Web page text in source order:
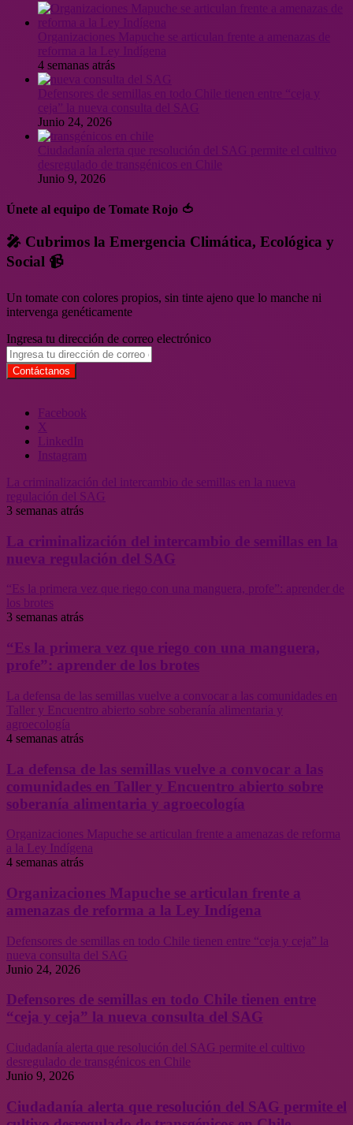
4 semanas atrás
Junio 24, 2026
Ciudadanía alerta que resolución del SAG permite el cultivo
desregulado de transgénicos en Chile
Junio 9, 2026
Únete al equipo de Tomate Rojo 🍅
🎤 Cubrimos la Emergencia Climática, Ecológica y
Social 📹
Un tomate con colores propios, sin tinte ajeno que lo manche ni
intervenga genéticamente
Ingresa tu dirección de correo electrónico
Facebook
X
LinkedIn
Instagram
La criminalización del intercambio de semillas en la nueva
regulación del SAG
3 semanas atrás
La criminalización del intercambio de semillas en la
nueva regulación del SAG
“Es la primera vez que riego con una manguera, profe”: aprender de
los brotes
3 semanas atrás
“Es la primera vez que riego con una manguera,
profe”: aprender de los brotes
La defensa de las semillas vuelve a convocar a las comunidades en
Taller y Encuentro abierto sobre soberanía alimentaria y
agroecología
4 semanas atrás
La defensa de las semillas vuelve a convocar a las
comunidades en Taller y Encuentro abierto sobre
soberanía alimentaria y agroecología
Organizaciones Mapuche se articulan frente a amenazas de reforma
a la Ley Indígena
4 semanas atrás
Organizaciones Mapuche se articulan frente a
amenazas de reforma a la Ley Indígena
Defensores de semillas en todo Chile tienen entre “ceja y ceja” la
nueva consulta del SAG
Junio 24, 2026
Defensores de semillas en todo Chile tienen entre
“ceja y ceja” la nueva consulta del SAG
Ciudadanía alerta que resolución del SAG permite el cultivo
desregulado de transgénicos en Chile
Junio 9, 2026
Ciudadanía alerta que resolución del SAG permite el